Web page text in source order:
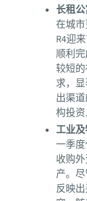
长租
在城
R4迎
顺利
较短
求，
出渠
构投资
工业
一季
收购
产。
反映